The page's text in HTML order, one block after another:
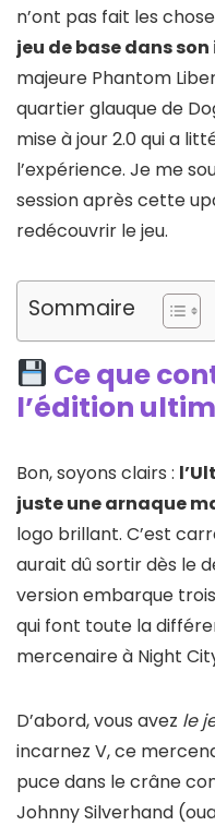
n’ont pas fait les
jeu de base dans
majeure Phantom
quartier glauque de
mise à jour 2.0 qui a
l’expérience. Je me
session après cette
redécouvrir le jeu.
Sommaire
Ce que
l’édition
Bon, soyons clairs :
juste une arnaque
logo brillant. C’est
aurait dû sortir dès le
version embarque
qui font toute la
mercenaire à Night
D’abord, vous avez le
incarnez V, ce
puce dans le crâne
Johnny Silverhand